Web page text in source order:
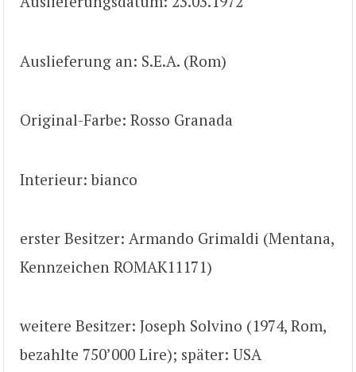
Auslieferung an: S.E.A. (Rom)
Original-Farbe: Rosso Granada
Interieur: bianco
erster Besitzer: Armando Grimaldi (Mentana,
Kennzeichen ROMAK11171)
weitere Besitzer: Joseph Solvino (1974, Rom,
bezahlte 750’000 Lire); später: USA